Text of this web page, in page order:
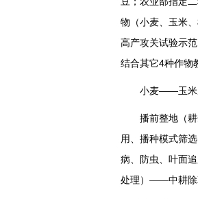
物（小麦、玉米
高产攻关试验示
结合其它4种作物
小麦——玉米
播前整地（耕
用、播种模式筛
病、防虫、叶面
处理）——中耕除